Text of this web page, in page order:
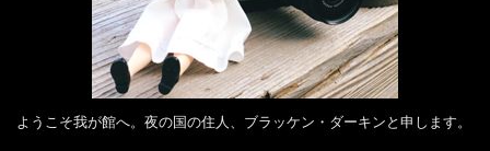
ようこそ我が館へ。夜の国の住人、ブラッケン・ダーキンと申します。